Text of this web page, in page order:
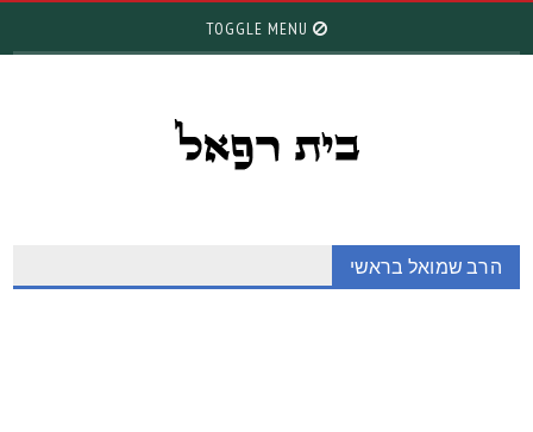
TOGGLE MENU
הרב שמואל בראשי